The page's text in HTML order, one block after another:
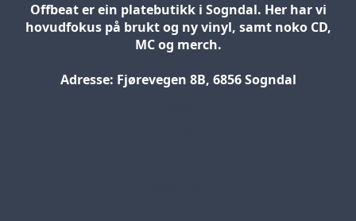
Offbeat er ein platebutikk i Sogndal. Her har vi
hovudfokus på brukt og ny vinyl, samt noko CD,
MC og merch.
Adresse: Fjørevegen 8B, 6856 Sogndal